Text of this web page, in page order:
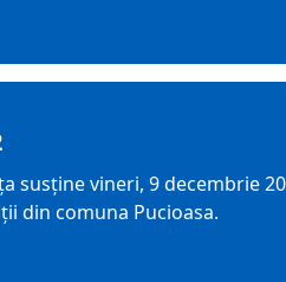
susține vineri, 9 decembrie
din comuna Pucioasa.